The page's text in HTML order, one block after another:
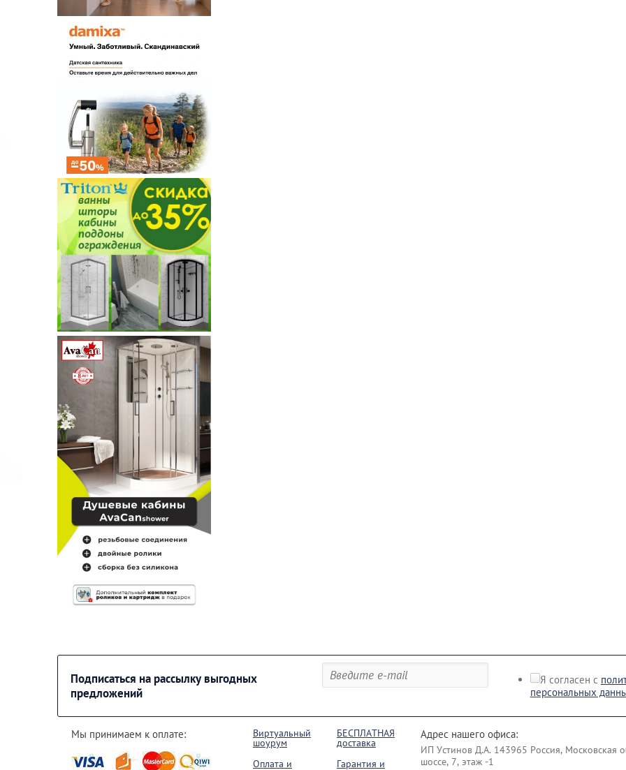
Подписаться на рассылку выгодных
предложений
Я согласен с
персональных
Мы принимаем к оплате: Виртуальный
шоурум
БЕСПЛАТНАЯ
доставка
Оплата и
Гарантия и
Адрес нашего офиса:
ИП Уcтинoв Д.А. 143965 Россия, Московская
шоссе, 7, этаж -1